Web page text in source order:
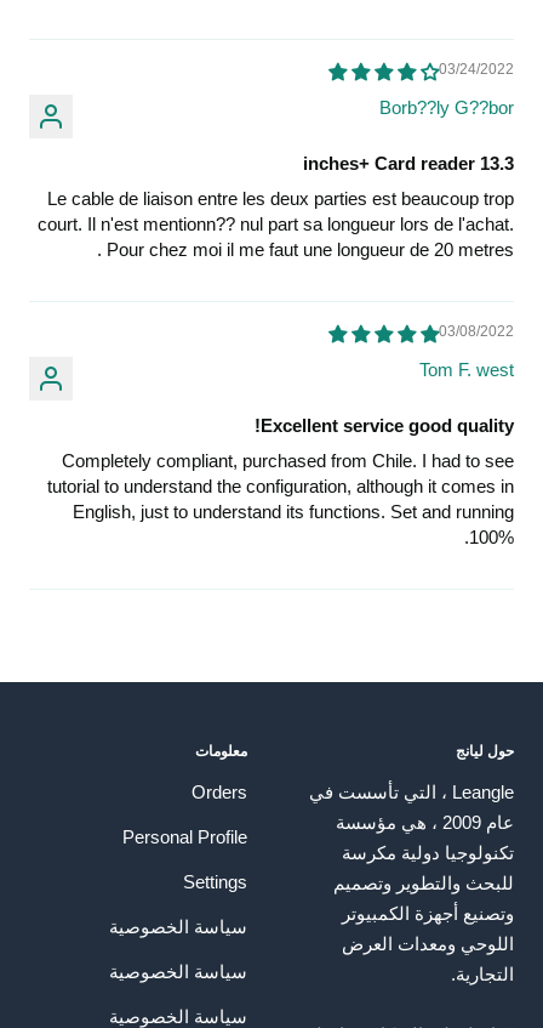
03/24/2022
Borb??ly G??bor
13.3 inches+ Card reader
Le cable de liaison entre les deux parties est beaucoup trop
court. Il n'est mentionn?? nul part sa longueur lors de l'achat.
Pour chez moi il me faut une longueur de 20 metres .
03/08/2022
Tom F. west
Excellent service good quality!
Completely compliant, purchased from Chile. I had to see
tutorial to understand the configuration, although it comes in
English, just to understand its functions. Set and running
100%.
حول ليانج
Leangle ، التي تأسست في
عام 2009 ، هي مؤسسة
تكنولوجيا دولية مكرسة
للبحث والتطوير وتصميم
وتصنيع أجهزة الكمبيوتر
اللوحي ومعدات العرض
التجارية.
معلومات
Orders
Personal Profile
Settings
سياسة الخصوصية
سياسة الخصوصية
سياسة الخصوصية